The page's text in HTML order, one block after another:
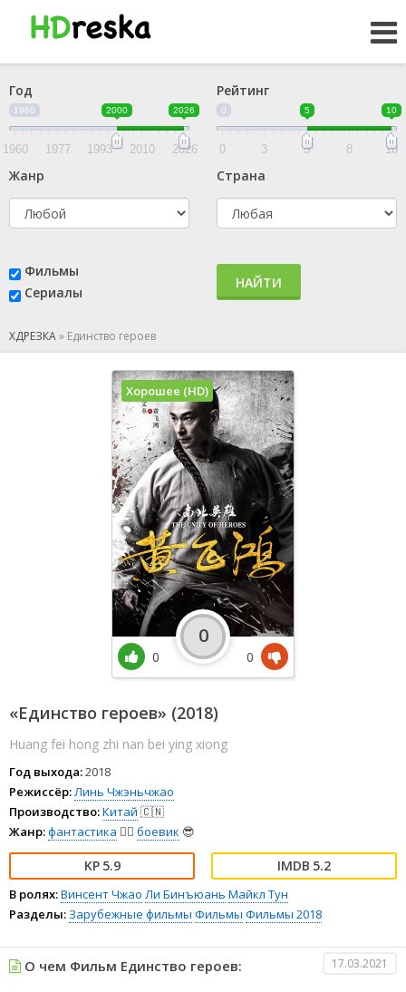
Год
1960 2000 2026
1960 1977 1993 2010 2026
Рейтинг
0 5 10
0 3 5 8 10
Жанр Страна
Фильмы
Сериалы
НАЙТИ
ХДРЕЗКА» Единство героев
«Единство героев» (2018)
Huang fei hong zhi nan bei ying xiong
Год выхода:2018
Режиссёр:Линь Чжэньчжао
Производство:Китай 🇨🇳
Жанр:фантастика 🧙‍♀️ боевик 😎
5.9 5.2
В ролях:Винсент Чжао Ли Бинъюань Майкл Тун
Разделы: Зарубежные фильмы Фильмы Фильмы 2018
Хорошее (HD)
0
0
0
О чем Фильм Единство героев: 17.03.2021